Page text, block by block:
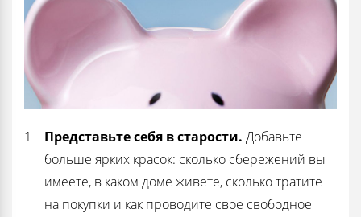
Представьте себя в старости. Добавьте
больше ярких красок: сколько сбережений вы
имеете, в каком доме живете, сколько тратите
на покупки и как проводите свое свободное